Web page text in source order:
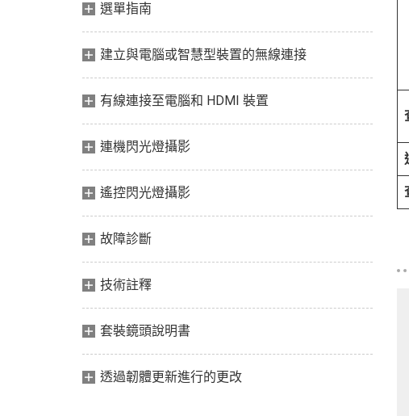
選單指南
建立與電腦或智慧型裝置的無線連接
有線連接至電腦和 HDMI 裝置
連機閃光燈攝影
遙控閃光燈攝影
故障診斷
技術註釋
套裝鏡頭說明書
透過韌體更新進行的更改